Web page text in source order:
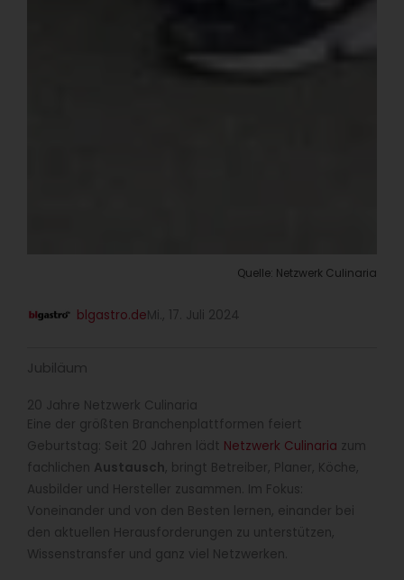
Quelle: Netzwerk Culinaria
blgastro.deMi., 17. Juli 2024
Jubiläum
20 Jahre Netzwerk Culinaria
Eine der größten Branchenplattformen feiert
Geburtstag: Seit 20 Jahren lädt Netzwerk Culinaria zum
fachlichen Austausch, bringt Betreiber, Planer, Köche,
Ausbilder und Hersteller zusammen. Im Fokus:
Voneinander und von den Besten lernen, einander bei
den aktuellen Herausforderungen zu unterstützen,
Wissenstransfer und ganz viel Netzwerken.